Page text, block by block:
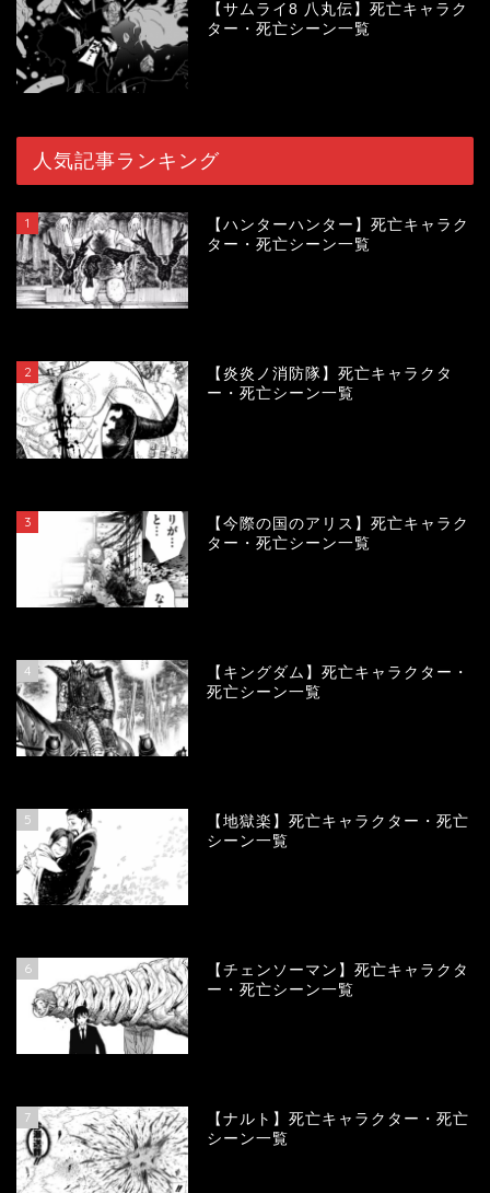
【サムライ8 八丸伝】死亡キャラク
ター・死亡シーン一覧
人気記事ランキング
1
【ハンターハンター】死亡キャラク
ター・死亡シーン一覧
2
【炎炎ノ消防隊】死亡キャラクタ
ー・死亡シーン一覧
3
【今際の国のアリス】死亡キャラク
ター・死亡シーン一覧
4
【キングダム】死亡キャラクター・
死亡シーン一覧
5
【地獄楽】死亡キャラクター・死亡
シーン一覧
6
【チェンソーマン】死亡キャラクタ
ー・死亡シーン一覧
7
【ナルト】死亡キャラクター・死亡
シーン一覧